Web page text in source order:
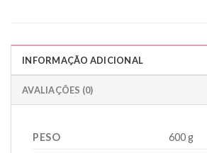
INFORMAÇÃO ADICIONAL
AVALIAÇÕES (0)
PESO
600 g